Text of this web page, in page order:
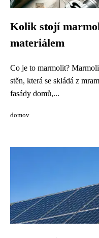
Kolik stojí
materiálem
Co je to marmolit?
stěn, která se skládá z
fasády domů,...
domov